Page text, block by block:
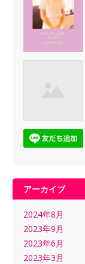
アーカイブ
2024年8月
2023年9月
2023年6月
2023年3月